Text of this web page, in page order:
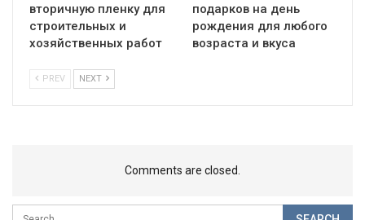
вторичную пленку для
строительных и
хозяйственных работ
подарков на день
рождения для любого
возраста и вкуса
PREV NEXT
Comments are closed.